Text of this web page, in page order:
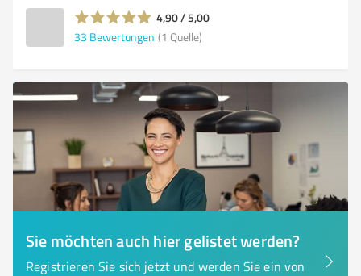
4,90 / 5,00
33 Bewertungen (1 Quelle)
Sie möchten auch hier gelistet werden?
Registrieren Sie sich jetzt und werden Sie ein von